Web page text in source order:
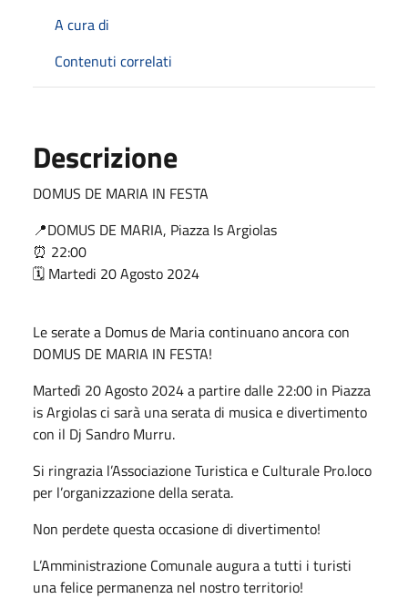
A cura di
Contenuti correlati
Descrizione
DOMUS DE MARIA IN FESTA
📍DOMUS DE MARIA, Piazza Is Argiolas
⏰ 22:00
🗓️ Martedi 20 Agosto 2024
Le serate a Domus de Maria continuano ancora con
DOMUS DE MARIA IN FESTA!
Martedì 20 Agosto 2024 a partire dalle 22:00 in Piazza
is Argiolas ci sarà una serata di musica e divertimento
con il Dj Sandro Murru.
Si ringrazia l’Associazione Turistica e Culturale Pro.loco
per l’organizzazione della serata.
Non perdete questa occasione di divertimento!
L’Amministrazione Comunale augura a tutti i turisti
una felice permanenza nel nostro territorio!